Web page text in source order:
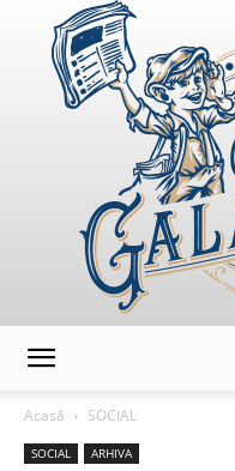
Acasă
SOCIAL
SOCIAL ARHIVA